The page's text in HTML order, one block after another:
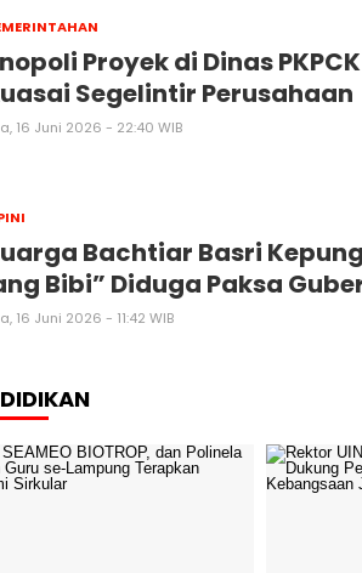
Proyek di Dinas
Segelintir Perusahaan
16 Juni 2026 - 22:40 WIB
Bachtiar Basri
Bibi” Diduga Paksa
16 Juni 2026 - 11:42 WIB